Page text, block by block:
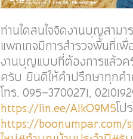
ท่านใดสนใจจัดงานบุญสาม
แพกเกจมีการสำรวจพื้นที่เ
งานบุญแบบที่ต้องการแล้ว
ครับ ยินดีให้คำปรึกษาทุกค
โทร. 095-3700271,
https://lin.ee/A1kO9M5โป
https://